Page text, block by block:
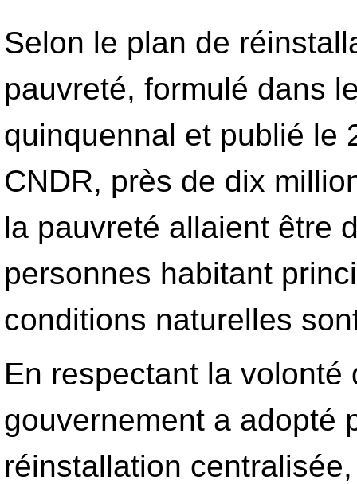
Selon le plan de
pauvreté, formulé dans
quinquennal et publié le
CNDR, près de dix
la pauvreté allaient être
personnes habitant
conditions naturelles
En respectant la volonté
gouvernement a adopté
réinstallation